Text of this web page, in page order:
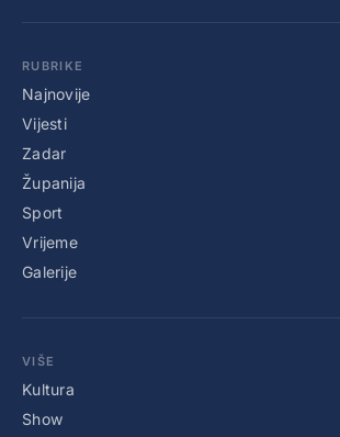
RUBRIKE
Najnovije
Vijesti
Zadar
Županija
Sport
Vrijeme
Galerije
VIŠE
Kultura
Show